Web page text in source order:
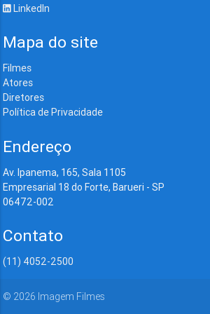
LinkedIn
Mapa do site
Filmes
Atores
Diretores
Política de Privacidade
Endereço
Av. Ipanema, 165, Sala 1105
Empresarial 18 do Forte, Barueri - SP
06472-002
Contato
(11) 4052-2500
© 2026 Imagem Filmes